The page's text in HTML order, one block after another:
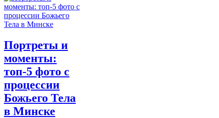
Портреты и
моменты:
топ-5 фото с
процессии
Божьего Тела
в Минске